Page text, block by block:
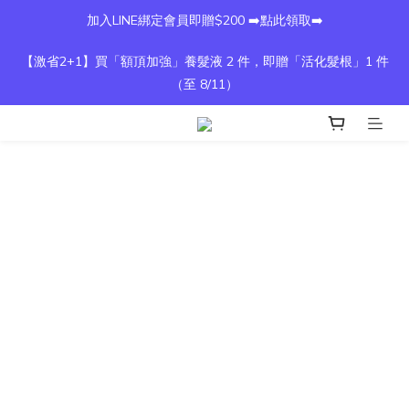
加入LINE綁定會員即贈$200 ➡️點此領取➡️
【激省2+1】買「額頂加強」養髮液 2 件，即贈「活化髮根」1 件
（至 8/11）